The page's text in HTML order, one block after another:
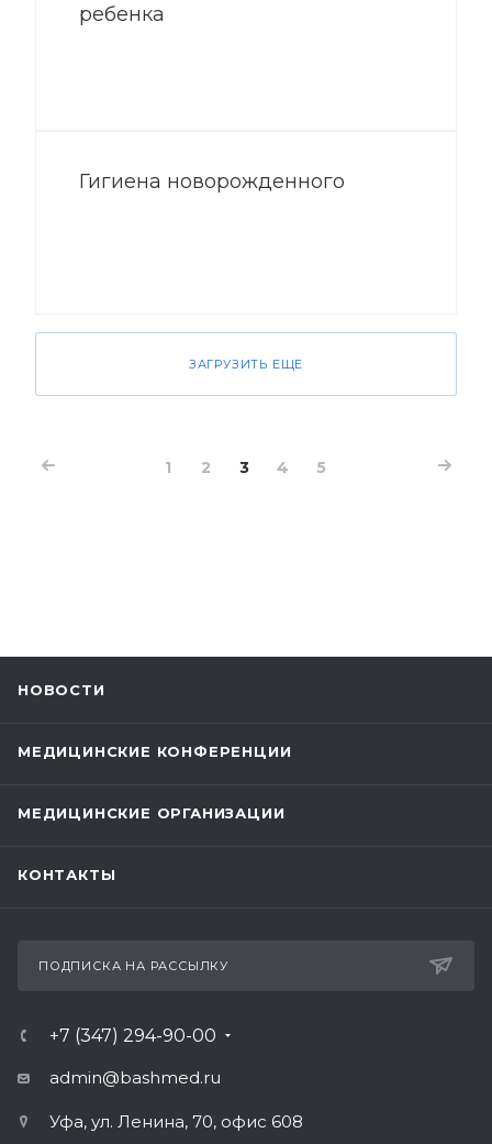
ребенка
Гигиена новорожденного
ЗАГРУЗИТЬ ЕЩЕ
1 2 3 4 5
НОВОСТИ
МЕДИЦИНСКИЕ КОНФЕРЕНЦИИ
МЕДИЦИНСКИЕ ОРГАНИЗАЦИИ
КОНТАКТЫ
ПОДПИСКА НА РАССЫЛКУ
+7 (347) 294-90-00
admin@bashmed.ru
Уфа, ул. Ленина, 70, офис 608